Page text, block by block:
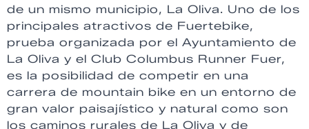
de un mismo municipio, La Oliva. Uno de los
principales atractivos de Fuertebike,
prueba organizada por el Ayuntamiento de
La Oliva y el Club Columbus Runner Fuer,
es la posibilidad de competir en una
carrera de mountain bike en un entorno de
gran valor paisajístico y natural como son
los caminos rurales de La Oliva y de